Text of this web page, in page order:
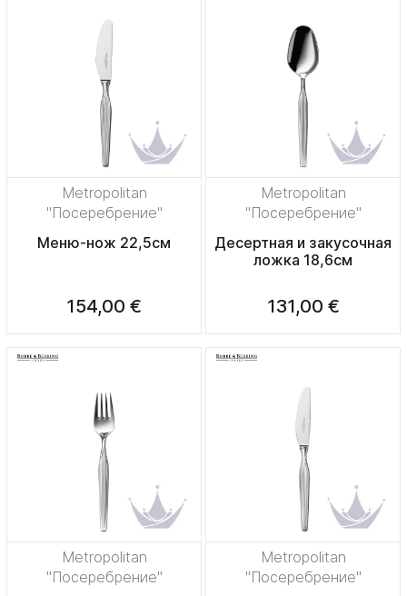
Metropolitan
"Посеребрение"
Меню-нож 22,5см
154,00 €
Metropolitan
"Посеребрение"
Десертная и закусочная
ложка 18,6см
131,00 €
Metropolitan
"Посеребрение"
Metropolitan
"Посеребрение"